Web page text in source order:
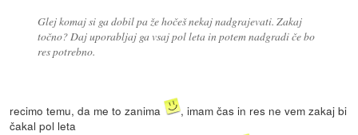
Glej komaj si ga dobil pa že hočeš nekaj nadgrajevati. Zakaj
točno? Daj uporabljaj ga vsaj pol leta in potem nadgradi če bo
res potrebno.
recimo temu, da me to zanima
, imam čas in res ne vem zakaj bi
čakal pol leta